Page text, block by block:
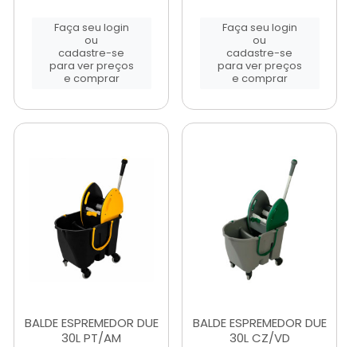
Faça seu login
ou
cadastre-se
para ver preços
e comprar
Faça seu login
ou
cadastre-se
para ver preços
e comprar
BALDE ESPREMEDOR DUE
30L PT/AM
BALDE ESPREMEDOR DUE
30L CZ/VD